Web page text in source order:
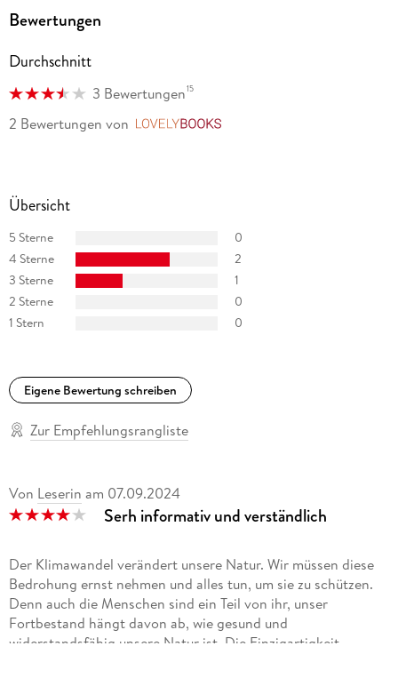
Bewertungen
Durchschnitt
3 Bewertungen15
2 Bewertungen von
Übersicht
5 Sterne
0
4 Sterne
2
3 Sterne
1
2 Sterne
0
1 Stern
0
Eigene Bewertung schreiben
Zur Empfehlungsrangliste
Von Leserin am 07.09.2024
Serh informativ und verständlich
Der Klimawandel verändert unsere Natur. Wir müssen diese
Bedrohung ernst nehmen und alles tun, um sie zu schützen.
Denn auch die Menschen sind ein Teil von ihr, unser
Fortbestand hängt davon ab, wie gesund und
widerstandsfähig unsere Natur ist. Die Einzigartigkeit